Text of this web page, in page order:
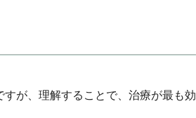
が、理解することで、治療が最も効